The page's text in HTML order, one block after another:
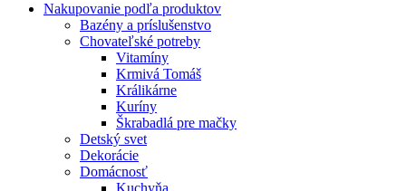
Nakupovanie podľa produktov
Bazény a príslušenstvo
Chovateľské potreby
Vitamíny
Krmivá Tomáš
Králikárne
Kuríny
Škrabadlá pre mačky
Detský svet
Dekorácie
Domácnosť
Kuchyňa